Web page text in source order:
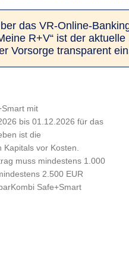
das VR-Online-
R+V“ ist der aktuelle
Vorsorge trans­parent
mit
bis 01.12.2026 für das
ist die
vor Kosten.
muss mindestens 1.000
2.500 EUR
Safe+Smart